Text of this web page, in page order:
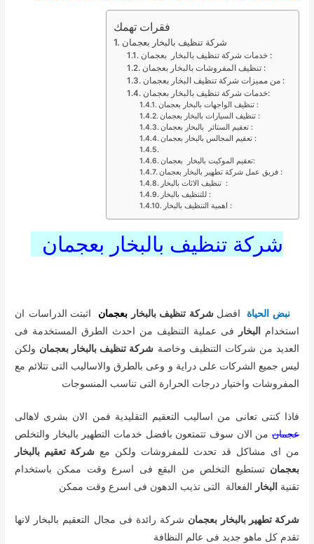
فقرات تهمك
خدمات شركة تنظيف بالبخار بعجمان :
تنظيف المفروشات بالبخار بعجمان :
من مميزات شركة تنظيف البخار بعجمان :
خدمات شركة تنظيف بالبخار بعجمان:
تنظيف الواجهات بالبخار بعجمان :
تنظيف السيارات بالبخار بعجمان :
تعقيم الستائر بالبخار بعجمان :
تعقيم المجالس بالبخار بعجمان :
تعقيم الموكيت بالبخار بعجمان:
فريق عمل شركة تطهير بالبخار بعجمان :
تنظيف الاثاث بالبخار :
للتنظيف بالبخار :
اهمية التنظيف بالبخار :
شركة تنظيف بالبخار بعجمان
نبض الحياة افضل شركة تنظيف بالبخار بعجمان
اثبتت الدراسات ان
استخدام
البخار
فى عملية التنظيف من احدث الطرق المستخدمة فى
العديد من شركات التنظيف وخاصة شركة تنظيف بالبخار بعجمان ولكن
ليس جميع الشركات على دراية و وعى بالطرق والاساليب التى تتلائم مع
المفروشات واختيار درجات الحرارة التى تناسب المنسوجات
فاذا كنتى تعانى من اساليب التعقيم التقليدية فمن الان بشرى لاهالى
عجمان من الان سوف تتمتعون بافضل خدمات التطهير بالبخار والتخلص
من اى مشاكل قد تحدث للمفروشات ولكن مع شركة تعقيم بالبخار
بعجمان تستطيع التخلص من البقع فى اسرع وقت ممكن باستخدام
تقنية البخار الفعالة التى تذيب الدهون فى اسرع وقت ممكن
شركة تطهير بالبخار بعجمان شركة رائدة فى مجال التعقيم بالبخار لانها
تقدم كل ماهو جديد فى عالم النظافة